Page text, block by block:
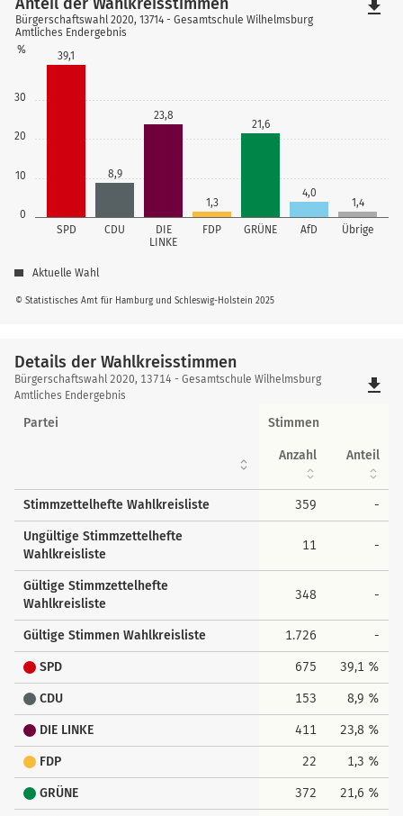
0
10
20
30
%
SPD CDU
DIE
LINKE
FDP GRÜNE AfD Übrige
39,1
8,9
23,8
1,3
21,6
4,0
1,4
© Statistisches Amt für Hamburg und Schleswig-Holstein 2025
Bürgerschaftswahl 2020, 13714 - Gesamtschule Wilhelmsburg
Amtliches Endergebnis
Aktuelle Wahl
file_download
Details der Wahlkreisstimmen
Details
der
Wahlkreisstimmen
Bürgerschaftswahl 2020, 13714 - Gesamtschule Wilhelmsburg
Amtliches Endergebnis
file_download
Partei Stimmen
Anzahl Anteil
Stimmzettelhefte Wahlkreisliste 359 -
Ungültige Stimmzettelhefte
Wahlkreisliste
11 -
Gültige Stimmzettelhefte
Wahlkreisliste
348 -
Gültige Stimmen Wahlkreisliste 1.726 -
SPD 675 39,1 %
CDU 153 8,9 %
DIE LINKE 411 23,8 %
FDP 22 1,3 %
GRÜNE 372 21,6 %